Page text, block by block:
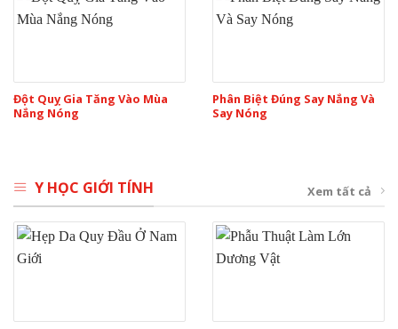
Đột Quỵ Gia Tăng Vào Mùa
Nắng Nóng
Phân Biệt Đúng Say Nắng Và
Say Nóng
Y HỌC GIỚI TÍNH Xem tất cả